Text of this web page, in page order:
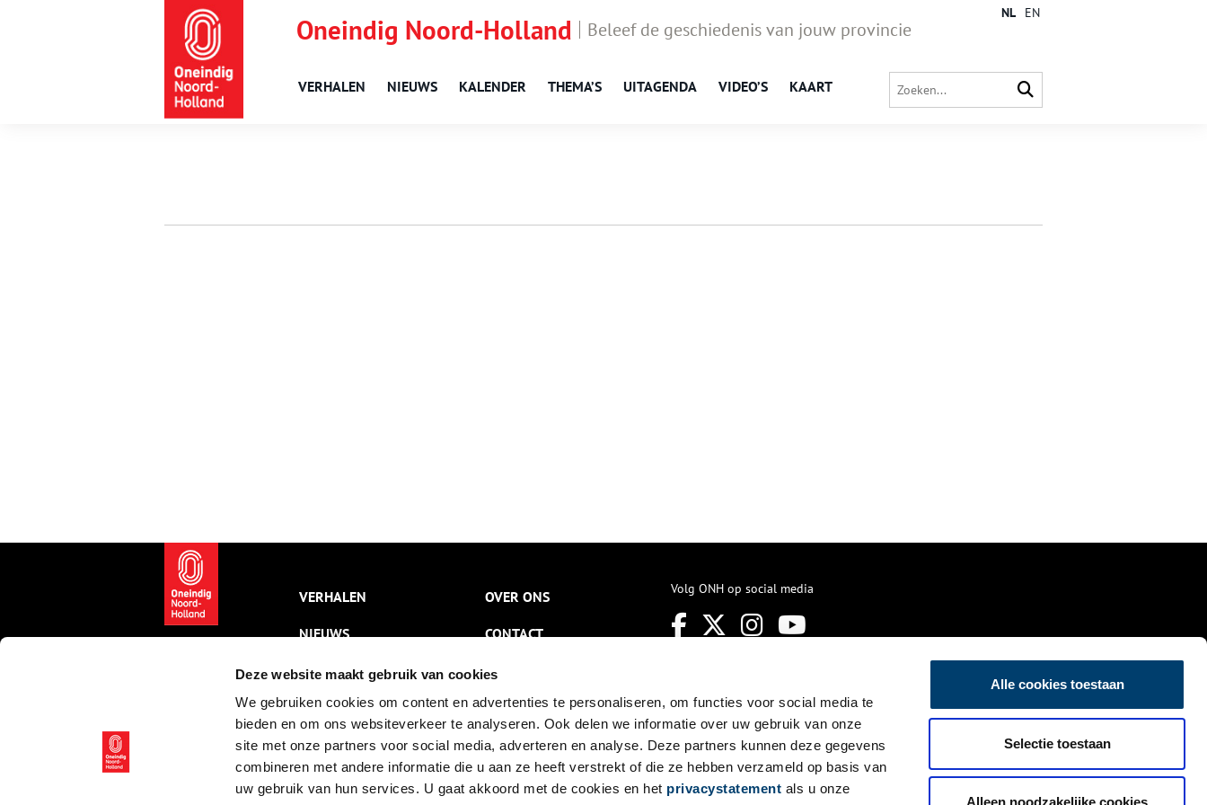
Deze website maakt gebruik van cookies
We gebruiken cookies om content en advertenties te personaliseren, om functies voor social media te
bieden en om ons websiteverkeer te analyseren. Ook delen we informatie over uw gebruik van onze
site met onze partners voor social media, adverteren en analyse. Deze partners kunnen deze gegevens
combineren met andere informatie die u aan ze heeft verstrekt of die ze hebben verzameld op basis van
uw gebruik van hun services. U gaat akkoord met de cookies en het privacystatement als u onze
Alle cookies toestaan
Selectie toestaan
Alleen noodzakelijke cookies
Oneindig Noord-Holland Beleef de geschiedenis van jouw provincie
VERHALEN NIEUWS KALENDER THEMA’S UITAGENDA VIDEO’S KAART
NL EN
VERHALEN
NIEUWS
KALENDER
THEMA’S
ACTIVITEITEN
VIDEO’S
OVER ONS
CONTACT
NIEUWSBRIEF
DISCLAIMER
PRIVACY
TOEGANKELIJKHEID
Volg ONH op social media